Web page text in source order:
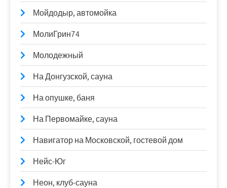
Мойдодыр, автомойка
МолиГрин74
Молодежный
На Донгузской, сауна
На опушке, баня
На Первомайке, сауна
Навигатор на Московской, гостевой дом
Нейс-Юг
Неон, клуб-сауна